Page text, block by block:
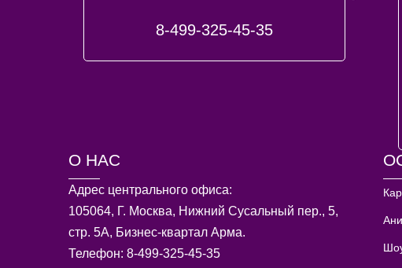
8-499-325-45-35
О НАС
Адрес центрального офиса:
105064, Г. Москва, Нижний Сусальный пер., 5,
стр. 5А, Бизнес-квартал Арма.
Телефон: 8-499-325-45-35